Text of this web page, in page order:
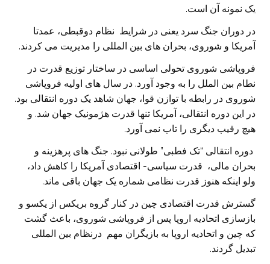
یک نمونه آن است.
در دوران جنگ سرد یعنی در شرایط نظام دوقبطی، عمدتا
آمریکا و شوروی، بحران های بین المللی را مدیریت می کردند.
فروپاشی شوروی تحولی اساسی در ساختار توزیع قدرت در
نطام بین الملل را به وجود آورد. در سال های اولیه فروپاشی
شوروی در رابطه با توازن قوا، جهان شاهد یک دوره انتقالی بود.
در این دوره انتقالی، آمریکا تنها قدرت هژمونیک جهان شد. و
هیچ رقیب دیگری را تاب نمی آورد.
دوره انتقالی “تک فطبی” طولانی نبود. جنگ های پرهزینه و
بحران مالی، قدرت سیاسی- اقتصادی آمریکا را کاهش داد،
ولو اینکه هنوز قدرت نظامی شماره یک جهان باقی ماند.
گسترش قدرت اقتصادی چین در کنار گروه بریکس از یکسو و
بازسازی اتحادیه اروپا پس از فروپاشی شوروی، باعث گشت
که چین و اتحادیه اروپا به بازیگران مهم درنظام بین المللی
تبدیل گردند.